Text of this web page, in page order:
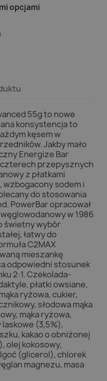
opcjami
55g to nowe
konsystencja to
kęsem w
Jakby mało
Energize Bar
przepysznych
z płatkami
wzbogacony sodem i
do stosowania
PowerBar opracował
w 1986
świetny wybór
łatwy do
C2MAX
mieszankę
odpowiedni stosunek
2:1. Czekolada-
płatki owsiane,
ryżowa, cukier,
słodowa mąka
mąka ryżowa,
(3,5%),
kakao o obniżonej
olej kokosowy,
(glicerol), chlorek
magnezu, masa